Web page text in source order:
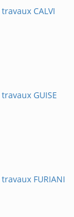
CALVI
GUISE
FURIANI